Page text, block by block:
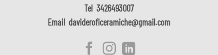
Tel 3426493007
Email davideroficeramiche@gmail.com